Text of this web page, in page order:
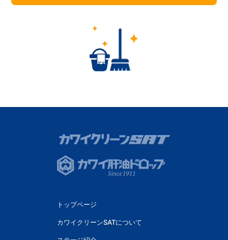
トップページ
カワイクリーンSATについて